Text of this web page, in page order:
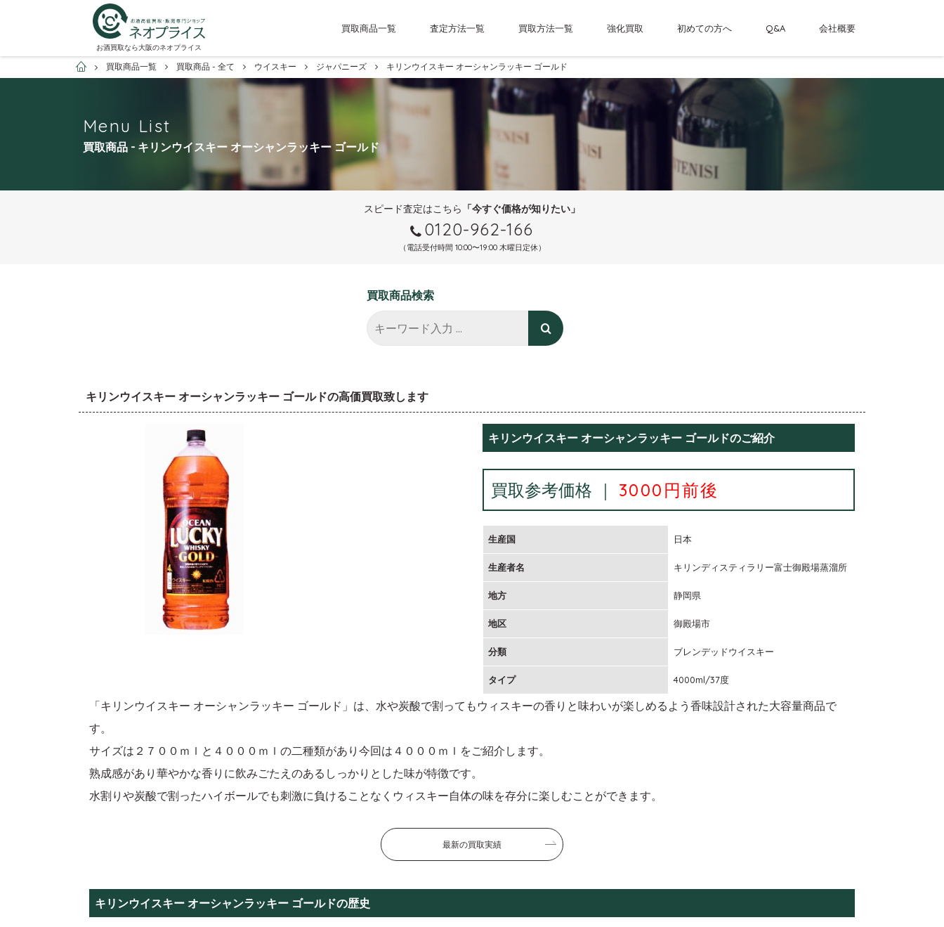
お酒買取なら大阪のネオプライス
買取商品一覧 査定方法一覧 買取方法一覧 強化買取 初めての方へ Q&A 会社概要
お酒買取専門店ネオプライス
買取商品一覧 買取商品 - 全て ウイスキー ジャパニーズ キリンウイスキー オーシャンラッキー ゴールド
Menu List
買取商品 - キリンウイスキー オーシャンラッキー ゴールド
スピード査定はこちら 「今すぐ価格が知りたい」
0120-962-166
（電話受付時間 10:00〜19:00 木曜日定休）
買取商品検索
キリンウイスキー オーシャンラッキー ゴールドの高価買取致します
キリンウイスキー オーシャンラッキー ゴールドのご紹介
買取参考価格 ｜ 3000円前後
生産国 日本
生産者名 キリンディスティラリー富士御殿場蒸溜所
地方 静岡県
地区 御殿場市
分類 ブレンデッドウイスキー
タイプ 4000ml/37度
「キリンウイスキー オーシャンラッキー ゴールド」は、水や炭酸で割ってもウィスキーの香りと味わいが楽しめるよう香味設計された大容量商品で
す。
サイズは２７００ｍｌと４０００ｍｌの二種類があり今回は４０００ｍｌをご紹介します。
熟成感があり華やかな香りに飲みごたえのあるしっかりとした味が特徴です。
水割りや炭酸で割ったハイボールでも刺激に負けることなくウィスキー自体の味を存分に楽しむことができます。
最新の買取実績
キリンウイスキー オーシャンラッキー ゴールドの歴史